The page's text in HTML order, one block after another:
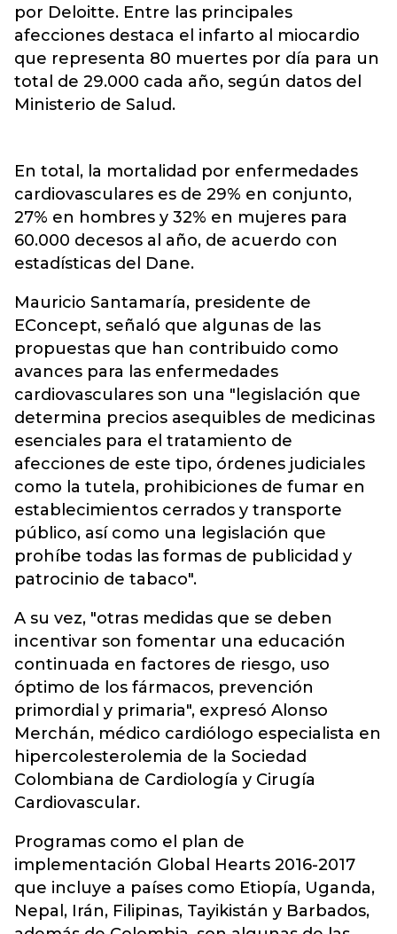
por Deloitte. Entre las principales
afecciones destaca el infarto al miocardio
que representa 80 muertes por día para un
total de 29.000 cada año, según datos del
Ministerio de Salud.
En total, la mortalidad por enfermedades
cardiovasculares es de 29% en conjunto,
27% en hombres y 32% en mujeres para
60.000 decesos al año, de acuerdo con
estadísticas del Dane.
Mauricio Santamaría, presidente de
EConcept, señaló que algunas de las
propuestas que han contribuido como
avances para las enfermedades
cardiovasculares son una "legislación que
determina precios asequibles de medicinas
esenciales para el tratamiento de
afecciones de este tipo, órdenes judiciales
como la tutela, prohibiciones de fumar en
establecimientos cerrados y transporte
público, así como una legislación que
prohíbe todas las formas de publicidad y
patrocinio de tabaco".
A su vez, "otras medidas que se deben
incentivar son fomentar una educación
continuada en factores de riesgo, uso
óptimo de los fármacos, prevención
primordial y primaria", expresó Alonso
Merchán, médico cardiólogo especialista en
hipercolesterolemia de la Sociedad
Colombiana de Cardiología y Cirugía
Cardiovascular.
Programas como el plan de
implementación Global Hearts 2016-2017
que incluye a países como Etiopía, Uganda,
Nepal, Irán, Filipinas, Tayikistán y Barbados,